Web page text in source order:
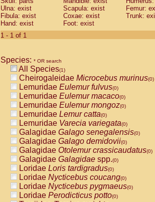
Cebidae Saguinus oedipus
Cebidae Saguinus weddelli
Cebidae Saguinusspp.
Cebidae
CebidaeCebus capucinus
CebidaeCebus nigrivittatus
CebidaeCebus spp.(0)
CebidaeSaimiri boliviensis(0)
CebidaeSaimiri sciureus(0)
AtelidaeAlouatta caraya(0)
AtelidaeAlouatta fusca(0)
AtelidaeAlouatta seniculus(0)
AtelidaeAlouattaspp.(0)
AtelidaeAteles belzebuth(0)
AtelidaeAteles geoffroyi(0)
AtelidaeAteles paniscus(0)
AtelidaeAtelesspp.(0)
AtelidaeLagothrix lagothricha(0)
AtelidaeLagothrix lagothricha cana
PitheciidaeCacajao calvus
Ulna: exist
Scapula: exist
Femur:
Fibula: exist
Coxae: exist
Trunk:
Hand: exist
Foot: exist
1 - 1 of 1
Species: * OR search
All Species(1)
Cheirogaleidae Microcebus murinus(0)
Lemuridae Eulemur fulvus(0)
Lemuridae Eulemur macaco(0)
Lemuridae Eulemur mongoz(0)
Lemuridae Lemur catta(0)
Lemuridae Varecia variegata(0)
Galagidae Galago senegalensis(0)
Galagidae Galago demidovii(0)
Galagidae Otolemur crassicaudatus(0)
Galagidae Galagidae spp.(0)
Loridae Loris tardigradus(0)
Loridae Nycticebus coucang(0)
Loridae Nycticebus pygmaeus(0)
Loridae Perodicticus potto(0)